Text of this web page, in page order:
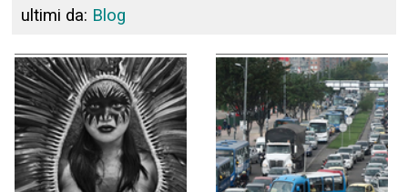
ultimi da: Blog